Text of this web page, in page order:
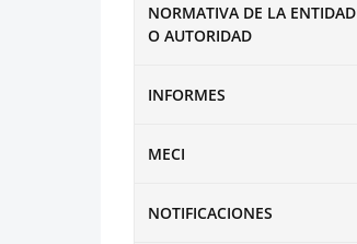
NORMATIVA DE LA ENTIDAD
O AUTORIDAD
INFORMES
MECI
NOTIFICACIONES